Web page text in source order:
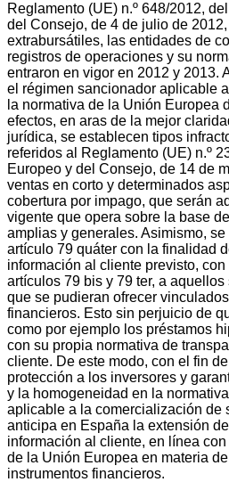
Reglamento (UE) n.º 648/2012,
del Consejo, de 4 de julio de
extrabursátiles, las entidades de
registros de operaciones y su
entraron en vigor en 2012 y 2013.
el régimen sancionador aplicable
la normativa de la Unión Europea
efectos, en aras de la mejor
jurídica, se establecen tipos
referidos al Reglamento (UE) n.º
Europeo y del Consejo, de 14 de
ventas en corto y determinados
cobertura por impago, que serán
vigente que opera sobre la base
amplias y generales. Asimismo, se
artículo 79 quáter con la finalidad
información al cliente previsto,
artículos 79 bis y 79 ter, a
que se pudieran ofrecer
financieros. Esto sin perjuicio de
como por ejemplo los préstamos
con su propia normativa de
cliente. De este modo, con el fin
protección a los inversores y
y la homogeneidad en la
aplicable a la comercialización de
anticipa en España la extensión
información al cliente, en línea
de la Unión Europea en materia
instrumentos financieros.